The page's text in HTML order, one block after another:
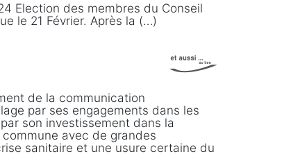
Election des membres du Conseil
le 21 Février. Après la (…)
de la communication
par ses engagements dans les
son investissement dans la
avec de grandes
sanitaire et une usure certaine du